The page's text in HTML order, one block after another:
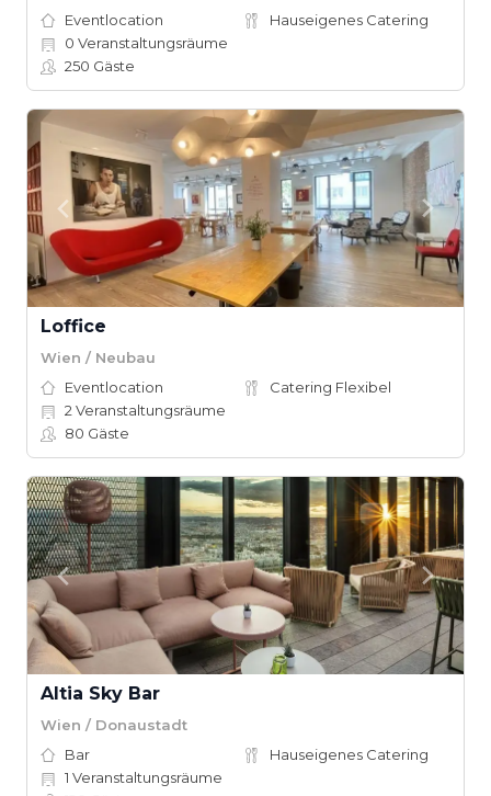
Eventlocation
Hauseigenes Catering
0 Veranstaltungsräume
250 Gäste
Loffice
Wien / Neubau
Eventlocation
Catering Flexibel
2 Veranstaltungsräume
80 Gäste
Altia Sky Bar
Wien / Donaustadt
Bar
Hauseigenes Catering
1 Veranstaltungsräume